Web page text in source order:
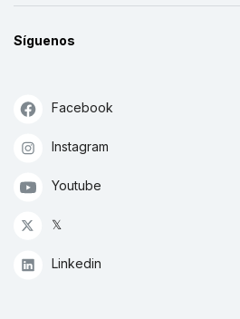
Síguenos
Facebook
Instagram
Youtube
𝕏
Linkedin